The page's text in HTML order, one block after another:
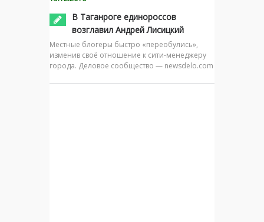
В Таганроге единороссов
возглавил Андрей Лисицкий
Местные блогеры быстро «переобулись»,
изменив своё отношение к сити-менеджеру
города. Деловое сообщество — newsdelo.com